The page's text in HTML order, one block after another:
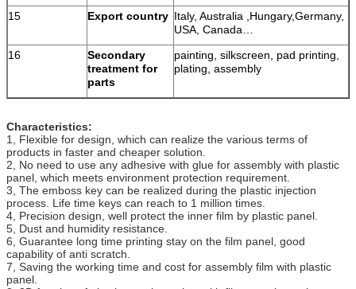
15
Export country Italy, Australia ,Hungary,Germany,
USA, Canada…
16
Secondary
treatment for
parts
painting, silkscreen, pad printing,
plating, assembly
Characteristics:
1, Flexible for design, which can realize the various terms of
products in faster and cheaper solution.
2, No need to use any adhesive with glue for assembly with plastic
panel, which meets environment protection requirement.
3, The emboss key can be realized during the plastic injection
process. Life time keys can reach to 1 million times.
4, Precision design, well protect the inner film by plastic panel.
5, Dust and humidity resistance.
6, Guarantee long time printing stay on the film panel, good
capability of anti scratch.
7, Saving the working time and cost for assembly film with plastic
panel.